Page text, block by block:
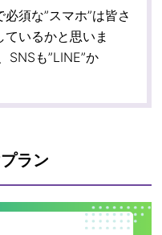
必須な”スマホ”は皆さ
ているかと思いま
SNSも”LINE”か
ラン